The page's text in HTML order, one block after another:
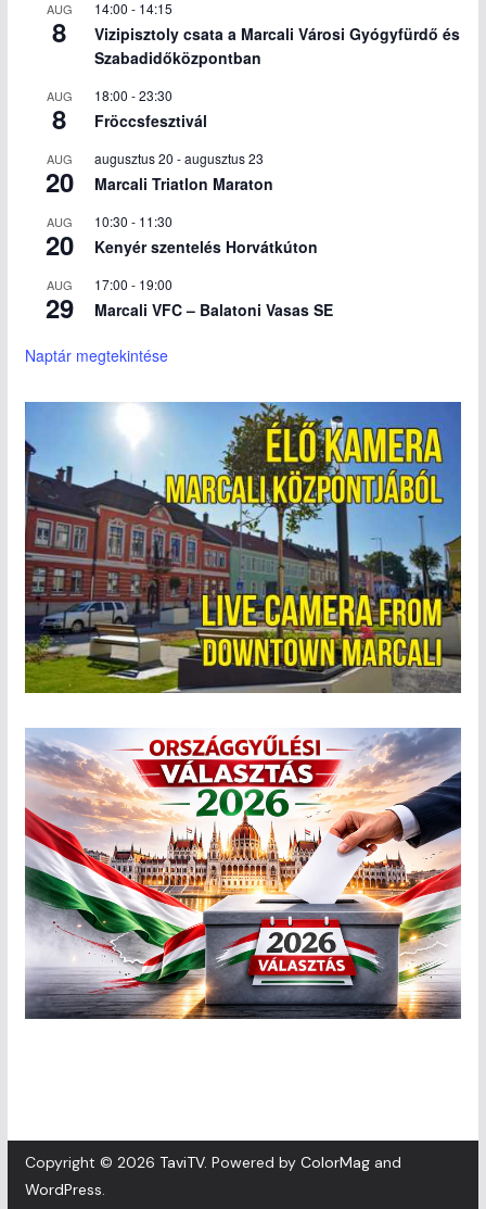
AUG
8
14:00 - 14:15
Vizipisztoly csata a Marcali Városi Gyógyfürdő és
Szabadidőközpontban
AUG
8
18:00 -23:30
Fröccsfesztivál
AUG
20
augusztus 20 -augusztus 23
Marcali Triatlon Maraton
AUG
20
10:30 - 11:30
Kenyér szentelés Horvátkúton
AUG
29
17:00 - 19:00
Marcali VFC – Balatoni Vasas SE
Naptár megtekintése
Copyright © 2026 TaviTV. Powered by ColorMagand
WordPress.